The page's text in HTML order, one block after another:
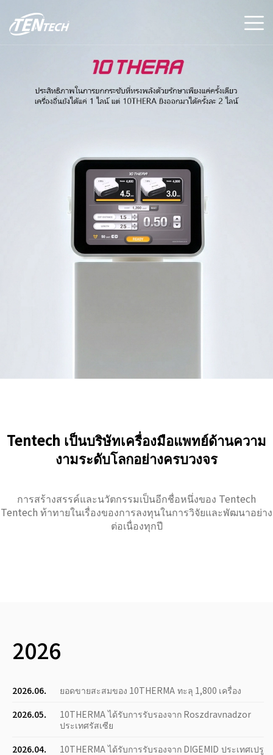
Tentech เป็นบริษัทเครื่องมือแพทย์ด้านความ
งามระดับโลกอย่างครบวงจร
การสร้างสรรค์และนวัตกรรมเป็นอีกชื่อหนึ่งของ Tentech
Tentech ท้าทายในเรื่องของการลงทุนในการวิจัยและพัฒนาอย่าง
ต่อเนื่องทุกปี
2026
2026.06.
ยอดขายสะสมของ 10THERMA ทะลุ 1,800 เครื่อง
2026.05.
10THERMA ได้รับการรับรองจาก Roszdravnadzor
ประเทศรัสเซีย
2026.04.
10THERMA ได้รับการรับรองจาก DIGEMID ประเทศเปรู